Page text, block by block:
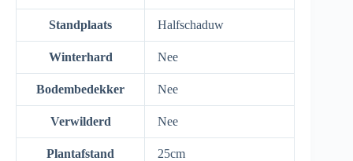
Standplaats Halfschaduw
Winterhard Nee
Bodembedekker Nee
Verwilderd Nee
Plantafstand 25cm